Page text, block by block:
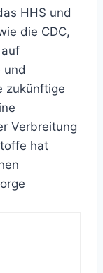
HHS und
die CDC,
und
zukünftige
Verbreitung
hat